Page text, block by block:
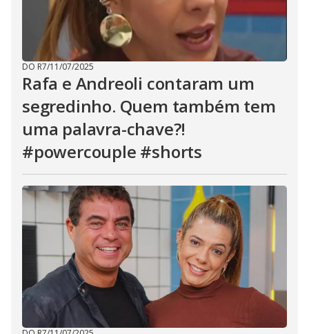
DO R7/11/07/2025
Rafa e Andreoli contaram um
segredinho. Quem também tem
uma palavra-chave?!
#powercouple #shorts